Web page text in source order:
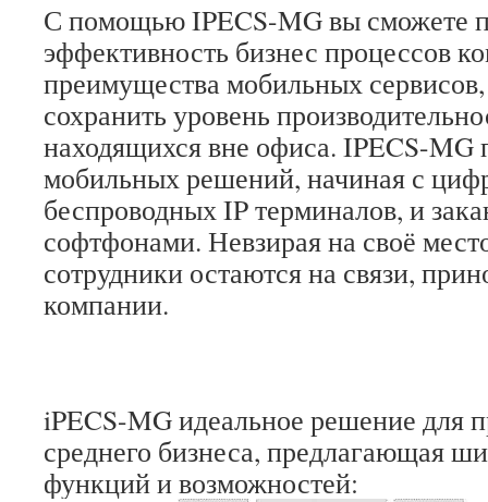
С помощью IPECS-MG вы сможете
эффективность бизнес процессов
преимущества мобильных
сохранить уровень
находящихся вне офиса. IPECS-MG
мобильных решений, начиная с
беспроводных IP терминалов, и
софтфонами. Невзирая на своё
сотрудники остаются на связи,
компании.
iPECS-MG идеальное решение для
среднего бизнеса, предлагающая
функций и возможностей: